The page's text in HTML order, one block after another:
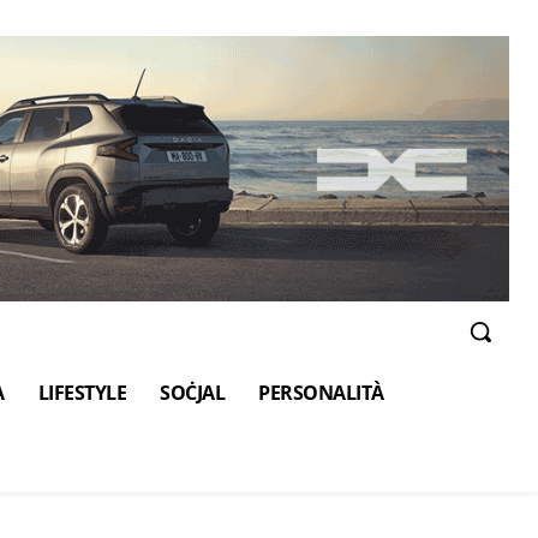
LIFESTYLE SOĊJAL PERSONALITÀ